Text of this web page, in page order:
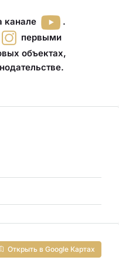
канале
.
первыми
объектах,
Открыть в Google Картах